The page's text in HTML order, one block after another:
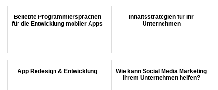
Beliebte Programmiersprachen
für die Entwicklung mobiler Apps
Inhaltsstrategien für Ihr
Unternehmen
App Redesign & Entwicklung
Wie kann Social Media Marketing
Ihrem Unternehmen helfen?